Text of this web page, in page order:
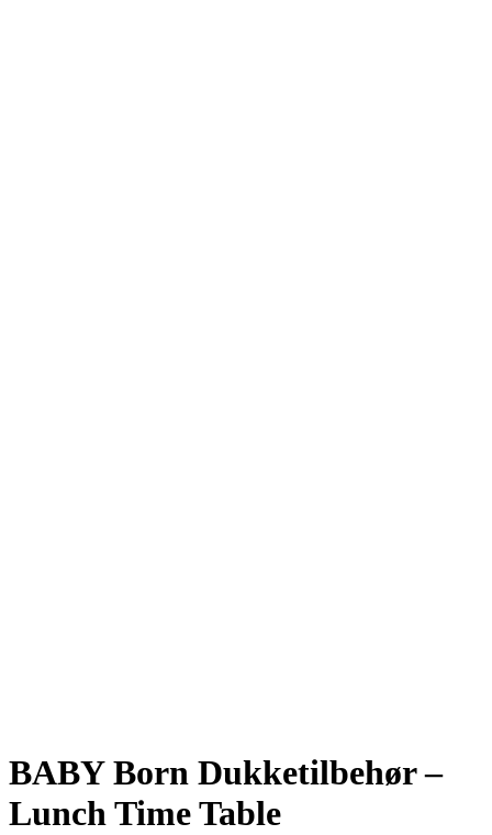
BABY Born Dukketilbehør –
Lunch Time Table